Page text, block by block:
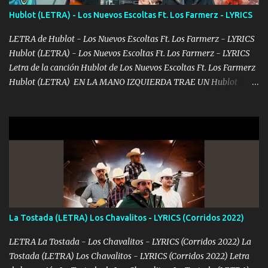
contéstame la llamada pa dedicarte unas bonitas palabras así
borracho me animo a decirte todo y puedo describirlo mucho que
me encantes Decirte que me siento muy feliz y emocionado por
tenerte aquí espero que quiera...
Hublot (LETRA) - Los Nuevos Escoltas Ft. Los Farmerz - LYRICS
LETRA de Hublot - Los Nuevos Escoltas Ft. Los Farmerz - LYRICS
Hublot (LETRA) - Los Nuevos Escoltas Ft. Los Farmerz - LYRICS
Letra de la canción Hublot de Los Nuevos Escoltas Ft. Los Farmerz
Hublot (LETRA) EN LA MANO IZQUIERDA TRAE UN Hublot
LLEGO EL MANDADO TODO COMPLETITO TODAVÍA LLEGO
ESTAMPADO ♦️🔷♦️ TRES O CUATRO DÍAS PA DESAFANARLO OTRO
MESECITO VAYA ALISTANDO PURO BILLETITO DEL FRANKIE
MANDAMOS HACE MUCHO BULTO LAS CARAS DEL JACKSON♦️
PAGO AL CONTADO Y NO DEJO NINGÚN RASTRO SE MUEVEN
LAS PACAS LAS LIGAS VAMOS TRONANDO♦️🔷♦️♦️🔷 YO NO MUEVO
MOTA SOLO LA FUMAMOS DONDE SE ME ANTOJA UN GALLO
FORJAMOS ESTOY BIEN CONECTADO Y GENTE TRAIGO AL
MANDO YA DIJE MI NOMBRE Y NI CUENTA SE HAN DADO♦️🔷
La Tostada (LETRA) Los Chavalitos - LYRICS (Corridos 2022)
LETRA La Tostada - Los Chavalitos - LYRICS (Corridos 2022) La
Tostada (LETRA) Los Chavalitos - LYRICS (Corridos 2022) Letra